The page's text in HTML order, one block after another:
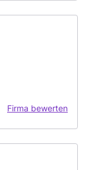
Firma bewerten